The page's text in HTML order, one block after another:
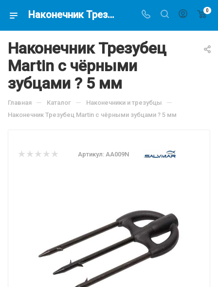
Наконечник Трезубец Martin с чёрными зубцами ? 5 мм, по цене 1450 руб, купить в интернет-магазине подводной охоты Водолаз.РФ в Москве. - 0
Наконечник Трезубец
Martin с чёрными
зубцами ? 5 мм
Главная — Каталог — Наконечники и трезубцы —
Наконечник Трезубец Martin с чёрными зубцами ? 5 мм
Артикул: AA009N